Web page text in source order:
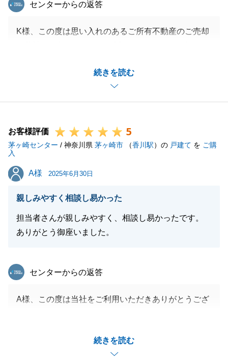
続きを読む
センターからの返答
K様、この度は思い入れのあるご所有不動産のご売却
ご売却やお引越しに関してご不安な点を払拭できて私
あたたかいお言葉もありがとうございます。
この度は誠にありがとうございました。
お客様評価 5
茅ヶ崎センター / 神奈川県 茅ヶ崎市 （香川駅）の 戸建て を ご購
入
A様
A様 2025年6月30日
親しみやすく相談し易かった
担当者さんが親しみやすく、相談し易かったです。
ありがとう御座いました。
続きを読む
東急リバブル
センターからの返答
A様、この度は当社をご利用いただきありがとうござ
とができて良かったです。
お引越しを終えて落ち着かれましたら、是非ご挨拶に